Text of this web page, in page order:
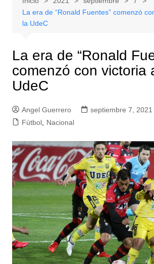
La era de “Ronald Fuentes” comenzó
la UdeC
La era de “Ronald
comenzó con victoria
UdeC
Angel Guerrero septiembre 7, 2021
Fútbol, Nacional